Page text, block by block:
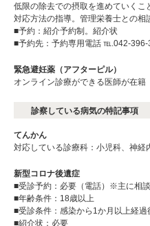
低限の除去での摂取を進めていく
対応方法の指導。管理栄養士との相
■予約：紹介予約制。紹介状
■予約先：予約専用電話 ℡.042-396-
緊急避妊薬（アフターピル）
オンライン診療ができる医師が在籍
診察している病気の特記事項
てんかん
対応している診療科：小児科、神経
新型コロナ後遺症
■受診予約：必要（電話）※主に相
■年齢条件：18歳以上
■受診条件：感染から1か月以上経過
■紹介状：必要